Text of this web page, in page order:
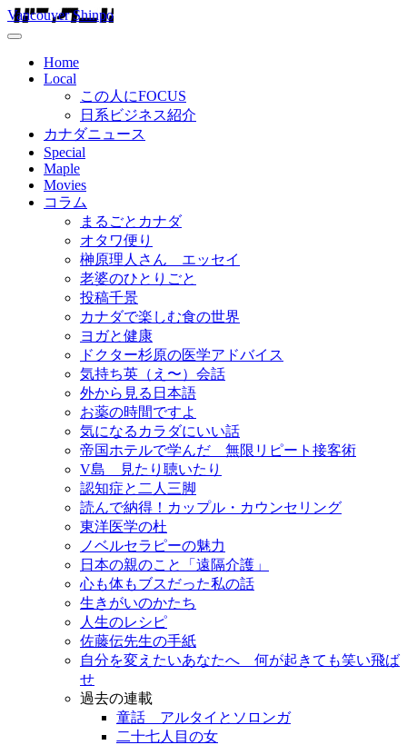
Vancouver Shinpo
Home
Local
この人にFOCUS
日系ビジネス紹介
カナダニュース
Special
Maple
Movies
コラム
まるごとカナダ
オタワ便り
榊原理人さん エッセイ
老婆のひとりごと
投稿千景
カナダで楽しむ食の世界
ヨガと健康
ドクター杉原の医学アドバイス
気持ち英（え〜）会話
外から見る日本語
お薬の時間ですよ
気になるカラダにいい話
帝国ホテルで学んだ 無限リピート接客術
V島 見たり聴いたり
認知症と二人三脚
読んで納得！カップル・カウンセリング
東洋医学の杜
ノベルセラピーの魅力
日本の親のこと「遠隔介護」
心も体もブスだった私の話
生きがいのかたち
人生のレシピ
佐藤伝先生の手紙
自分を変えたいあなたへ 何が起きても笑い飛ば
せ
過去の連載
童話 アルタイとソロンガ
二十七人目の女